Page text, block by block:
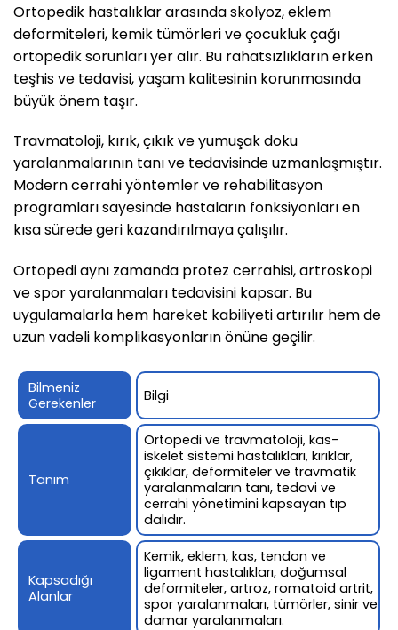
Ortopedik hastalıklar arasında skolyoz, eklem
deformiteleri, kemik tümörleri ve çocukluk çağı
ortopedik sorunları yer alır. Bu rahatsızlıkların erken
teşhis ve tedavisi, yaşam kalitesinin korunmasında
büyük önem taşır.
Travmatoloji, kırık, çıkık ve yumuşak doku
yaralanmalarının tanı ve tedavisinde uzmanlaşmıştır.
Modern cerrahi yöntemler ve rehabilitasyon
programları sayesinde hastaların fonksiyonları en
kısa sürede geri kazandırılmaya çalışılır.
Ortopedi aynı zamanda protez cerrahisi, artroskopi
ve spor yaralanmaları tedavisini kapsar. Bu
uygulamalarla hem hareket kabiliyeti artırılır hem de
uzun vadeli komplikasyonların önüne geçilir.
Bilmeniz
Gerekenler
Bilgi
Tanım
Ortopedi ve travmatoloji, kas-
iskelet sistemi hastalıkları, kırıklar,
çıkıklar, deformiteler ve travmatik
yaralanmaların tanı, tedavi ve
cerrahi yönetimini kapsayan tıp
dalıdır.
Kapsadığı
Alanlar
Kemik, eklem, kas, tendon ve
ligament hastalıkları, doğumsal
deformiteler, artroz, romatoid artrit,
spor yaralanmaları, tümörler, sinir ve
damar yaralanmaları.